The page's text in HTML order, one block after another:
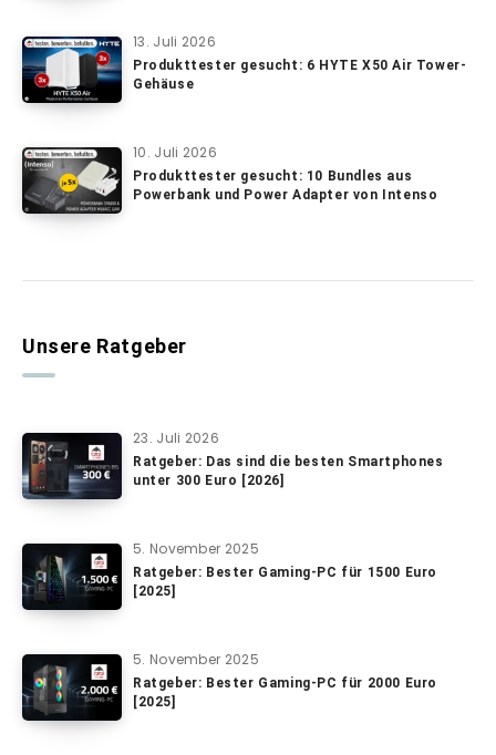
13. Juli 2026
Produkttester gesucht: 6 HYTE X50 Air Tower-
Gehäuse
10. Juli 2026
Produkttester gesucht: 10 Bundles aus
Powerbank und Power Adapter von Intenso
Unsere Ratgeber
23. Juli 2026
Ratgeber: Das sind die besten Smartphones
unter 300 Euro [2026]
5. November 2025
Ratgeber: Bester Gaming-PC für 1500 Euro
[2025]
5. November 2025
Ratgeber: Bester Gaming-PC für 2000 Euro
[2025]